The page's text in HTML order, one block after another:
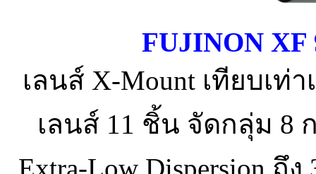
FUJINON XF
เลนส์ X-Mount เทียบเท่
เลนส์ 11 ชิ้น จัดกลุ่ม 8